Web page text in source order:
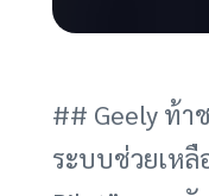
## Geely ท้า
ระบบช่วยเหลื